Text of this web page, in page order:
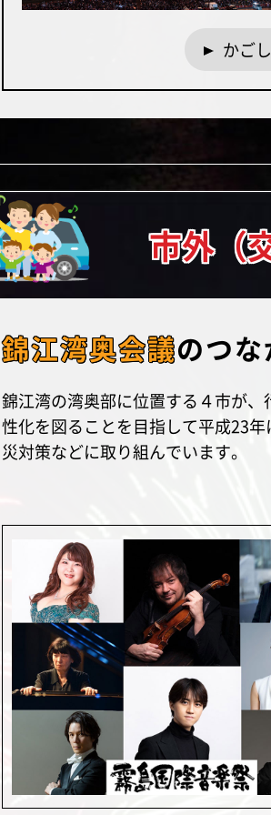
かご
市外（
錦江湾奥会議のつな
錦江湾の湾奥部に位置する４市が
性化を図ることを目指して平成23
災対策などに取り組んでいます。